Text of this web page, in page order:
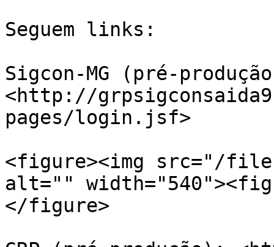
Seguem links:
Sigcon-MG (pré-
<http://
pages/login.jsf>
<figure><img src="/files/
alt=""
</figure>